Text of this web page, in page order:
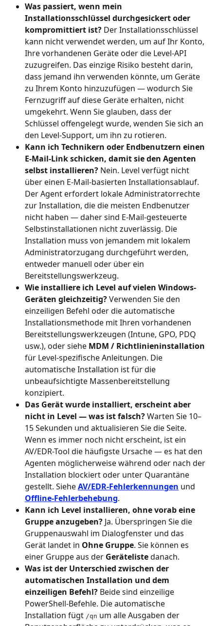
Was passiert, wenn mein
Installationsschlüssel durchgesickert oder
kompromittiert ist? Der Installationsschlüssel
kann nicht verwendet werden, um auf Ihr Konto,
Ihre vorhandenen Geräte oder die Level-API
zuzugreifen. Das einzige Risiko besteht darin,
dass jemand ihn verwenden könnte, um Geräte
zu Ihrem Konto hinzuzufügen — wodurch Sie
Fernzugriff auf diese Geräte erhalten, nicht
umgekehrt. Wenn Sie glauben, dass der
Schlüssel offengelegt wurde, wenden Sie sich an
den Level-Support, um ihn zu rotieren.
Kann ich Technikern oder Endbenutzern einen
E-Mail-Link schicken, damit sie den Agenten
selbst installieren? Nein. Level verfügt nicht
über einen E-Mail-basierten Installationsablauf.
Der Agent erfordert lokale Administratorrechte
zur Installation, die die meisten Endbenutzer
nicht haben — daher sind E-Mail-gesteuerte
Selbstinstallationen nicht zuverlässig. Die
Installation muss von jemandem mit lokalem
Administratorzugang durchgeführt werden,
entweder manuell oder über ein
Bereitstellungswerkzeug.
Wie installiere ich Level auf vielen Windows-
Geräten gleichzeitig? Verwenden Sie den
einzeiligen Befehl oder die automatische
Installationsmethode mit Ihren vorhandenen
Bereitstellungswerkzeugen (Intune, GPO, PDQ
usw.), oder siehe MDM / Richtlinieninstallation
für Level-spezifische Anleitungen. Die
automatische Installation ist für die
unbeaufsichtigte Massenbereitstellung
konzipiert.
Das Gerät wurde installiert, erscheint aber
nicht in Level — was ist falsch? Warten Sie 10–
15 Sekunden und aktualisieren Sie die Seite.
Wenn es immer noch nicht erscheint, ist ein
AV/EDR-Tool die häufigste Ursache — es hat den
Agenten möglicherweise während oder nach der
Installation blockiert oder unter Quarantäne
gestellt. Siehe AV/EDR-Fehlerkennungen und
Offline-Fehlerbehebung.
Kann ich Level installieren, ohne vorab eine
Gruppe anzugeben? Ja. Überspringen Sie die
Gruppenauswahl im Dialogfenster und das
Gerät landet in Ohne Gruppe. Sie können es
einer Gruppe aus der Geräteliste danach.
Was ist der Unterschied zwischen der
automatischen Installation und dem
einzeiligen Befehl? Beide sind einzeilige
PowerShell-Befehle. Die automatische
Installation fügt /qn um alle Ausgaben der